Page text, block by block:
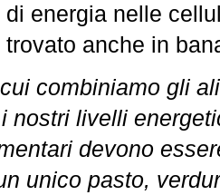
di energia nelle
trovato anche in
combiniamo gli
nostri livelli
devono
unico pasto,